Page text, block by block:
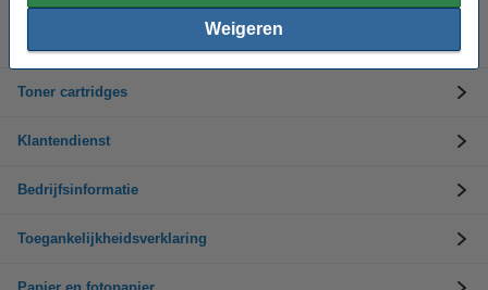
Weigeren
Toner cartridges
Klantendienst
Bedrijfsinformatie
Toegankelijkheidsverklaring